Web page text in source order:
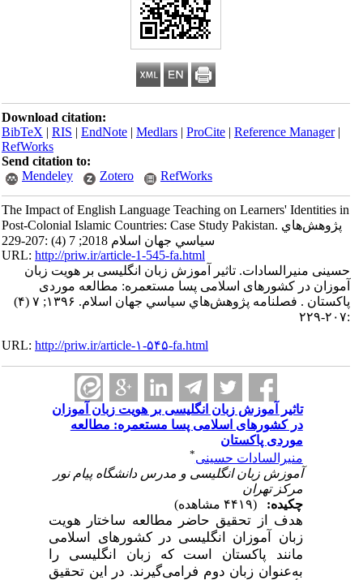
Download citation:
BibTeX|RIS|EndNote|Medlars|ProCite|Reference Manager
RefWorks
Send citation to:
Mendeley
Zotero RefWorks
The Impact of English Language Teaching on Learners' Identities in
Post-Colonial Islamic Countries: Case Study Pakistan. پژوهش‌هاي
سياسي جهان اسلام 2018; 7 (4) :207-229
URL:http://priw.ir/article-1-545-fa.html
حسینی منیرالسادات. تاثیر آموزش زبان انگلیسی بر هویت زبان
آموزان در کشورهای اسلامی پسا مستعمره: مطالعه موردی
پاکستان . فصلنامه پژوهش‌هاي سياسي جهان اسلام. ۱۳۹۶; ۷ (۴)
URL:http://priw.ir/article-۱-۵۴۵-fa.html
تاثیر آموزش زبان انگلیسی بر هویت زبان آموزان
در کشورهای اسلامی پسا مستعمره: مطالعه
موردی پاکستان
منیرالسادات حسینی
آموزش زبان انگلیسی و مدرس دانشگاه پیام نور
مرکز تهران
چکیده:
هدف از تحقیق حاضر مطالعه ساختار هویت
زبان آموزان انگلیسی در کشورهای اسلامی
مانند پاکستان است که زبان انگلیسی را
به‌عنوان زبان دوم فرامی‌گیرند. در این تحقیق